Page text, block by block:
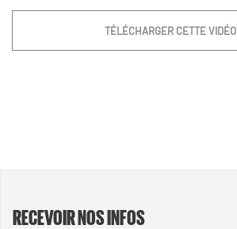
TÉLÉCHARGER CETTE VIDÉO
RECEVOIR NOS INFOS